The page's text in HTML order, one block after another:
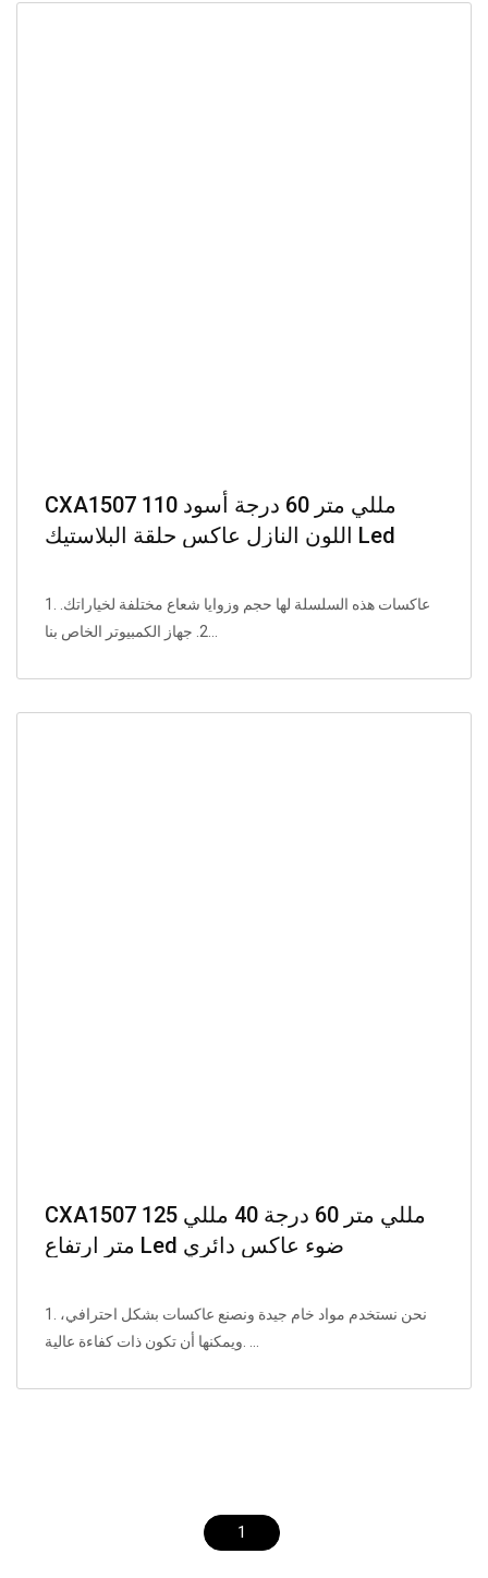
CXA1507 110 مللي متر 60 درجة أسود
اللون النازل عاكس حلقة البلاستيك Led
1. عاكسات هذه السلسلة لها حجم وزوايا شعاع مختلفة لخياراتك.
CXA1507 125 مللي متر 60 درجة 40 مللي
متر ارتفاع Led ضوء عاكس دائري
1. نحن نستخدم مواد خام جيدة ونصنع عاكسات بشكل احترافي،
1